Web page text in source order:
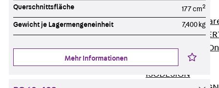
JORDAHL®
JORDAHL® JVB
ISODESIGN
Querschnittsfläche 177 cm2
Gewicht je Lagermengeneinheit 7,400 kg
Mehr Informationen